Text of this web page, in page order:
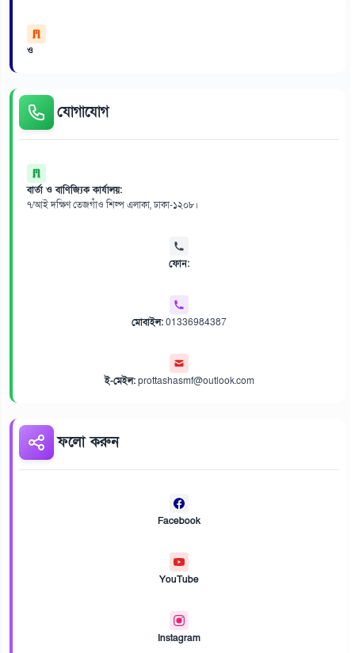
ও
যোগাযোগ
বার্তা ও বাণিজ্যিক কার্যালয়:
৭/আই দক্ষিণ তেজগাঁও শিল্প এলাকা, ঢাকা-১২০৮।
ফোন:
মোবাইল:01336984387
ই-মেইল:prottashasmf@outlook.com
ফলো করুন
Facebook
YouTube
Instagram